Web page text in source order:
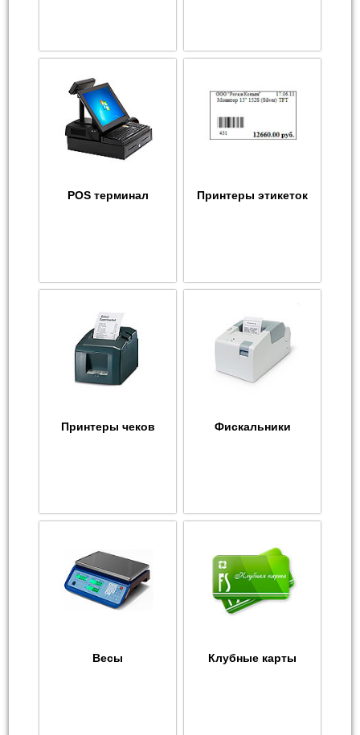
POS терминал Принтеры этикеток
Принтеры чеков Фискальники
Весы Клубные карты